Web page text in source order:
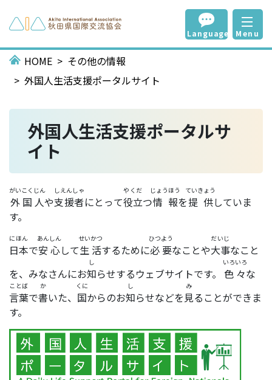
Language Menu
HOME
その他の情報
外国人生活支援ポータルサイト
外国人生活支援ポータルサ
イト
外国人
がいこくじん
や支援者
しえんしゃ
にとって役立
やくだ
つ情報
じょうほう
を提供
ていきょう
していま
す。
日本
にほん
で安心
あんしん
して生活
せいかつ
するために必要
ひつよう
なことや大事
だいじ
なこと
を、みなさんにお知
し
らせするウェブサイトです。 色々
いろいろ
な
言葉
ことば
で書
か
いた、 国
くに
からのお知
し
らせなどを見
み
ることができま
す。